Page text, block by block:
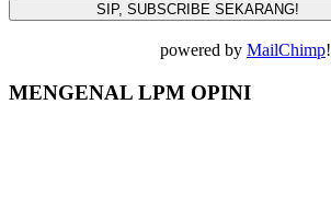
powered by MailChimp!
MENGENAL LPM OPINI